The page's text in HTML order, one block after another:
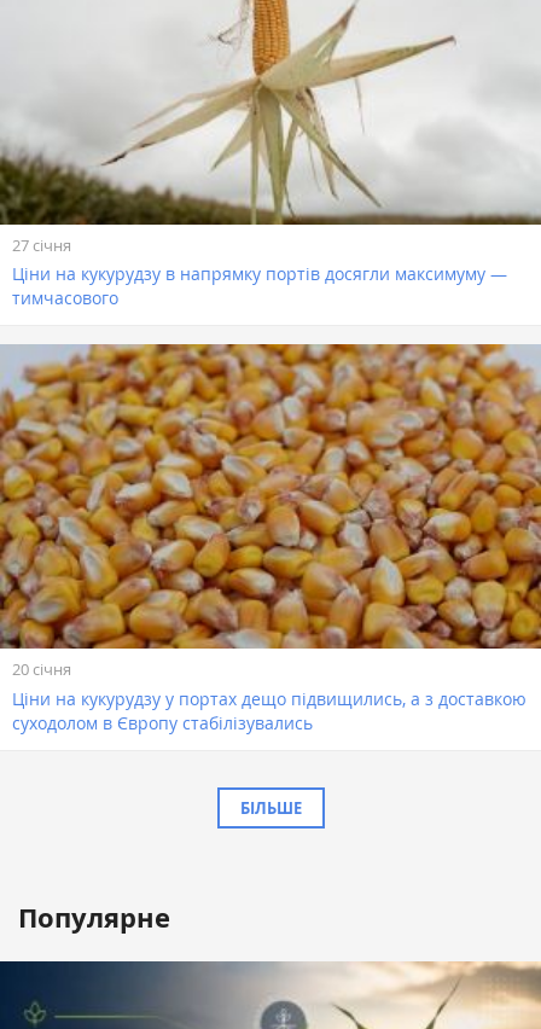
27 січня
Ціни на кукурудзу в напрямку портів досягли максимуму —
тимчасового
20 січня
Ціни на кукурудзу у портах дещо підвищились, а з доставкою
суходолом в Європу стабілізувались
БІЛЬШЕ
Популярне